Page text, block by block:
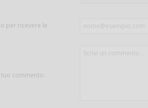
per ricevere le
tuo commento: